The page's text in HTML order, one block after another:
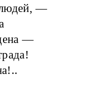
людей, —
—